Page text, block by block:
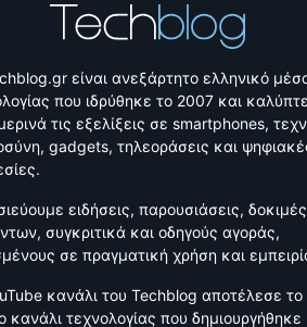
είναι ανεξάρτητο ελληνικό
που ιδρύθηκε το 2007 και
τις εξελίξεις σε smartphones,
gadgets, τηλεοράσεις και
ειδήσεις, παρουσιάσεις, δοκιμές
συγκριτικά και οδηγούς αγοράς,
σε πραγματική χρήση και
κανάλι του Techblog αποτέλεσε το
κανάλι τεχνολογίας που δημιουργήθηκε